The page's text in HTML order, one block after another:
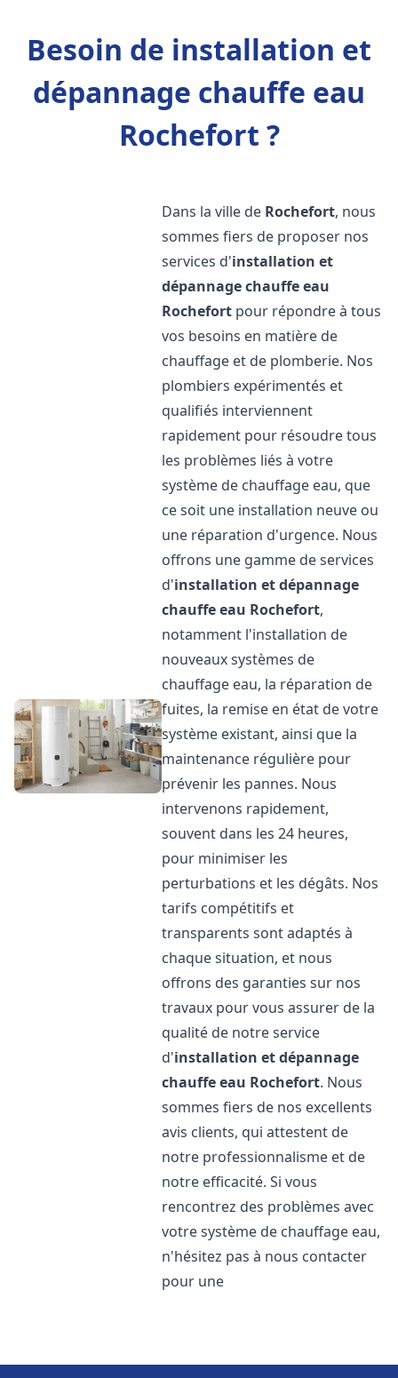
Besoin de installation et
dépannage chauffe eau
Rochefort ?
Dans la ville de Rochefort, nous
sommes fiers de proposer nos
services d'installation et
dépannage chauffe eau
Rochefort pour répondre à tous
vos besoins en matière de
chauffage et de plomberie. Nos
plombiers expérimentés et
qualifiés interviennent
rapidement pour résoudre tous
les problèmes liés à votre
système de chauffage eau, que
ce soit une installation neuve ou
une réparation d'urgence. Nous
offrons une gamme de services
d'installation et dépannage
chauffe eau Rochefort,
notamment l'installation de
nouveaux systèmes de
chauffage eau, la réparation de
fuites, la remise en état de votre
système existant, ainsi que la
maintenance régulière pour
prévenir les pannes. Nous
intervenons rapidement,
souvent dans les 24 heures,
pour minimiser les
perturbations et les dégâts. Nos
tarifs compétitifs et
transparents sont adaptés à
chaque situation, et nous
offrons des garanties sur nos
travaux pour vous assurer de la
qualité de notre service
d'installation et dépannage
chauffe eau Rochefort. Nous
sommes fiers de nos excellents
avis clients, qui attestent de
notre professionnalisme et de
notre efficacité. Si vous
rencontrez des problèmes avec
votre système de chauffage eau,
n'hésitez pas à nous contacter
pour une